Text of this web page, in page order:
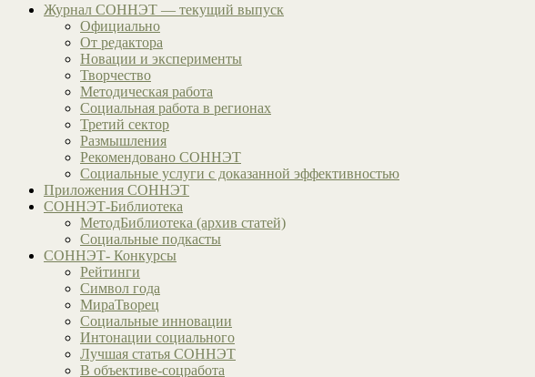
Журнал СОННЭТ — текущий выпуск
Официально
От редактора
Новации и эксперименты
Творчество
Методическая работа
Социальная работа в регионах
Третий сектор
Размышления
Рекомендовано СОННЭТ
Социальные услуги с доказанной эффективностью
Приложения СОННЭТ
СОННЭТ-Библиотека
МетодБиблиотека (архив статей)
Социальные подкасты
СОННЭТ- Конкурсы
Рейтинги
Символ года
МираТворец
Социальные инновации
Интонации социального
Лучшая статья СОННЭТ
В объективе-соцработа